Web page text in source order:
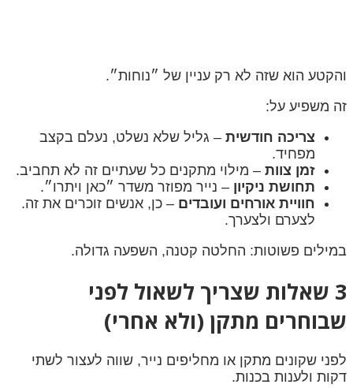
והקטע הוא שזה לא רק עניין של ״נוחות״.
זה משפיע על:
צריכה חודשית – גליל שלא נשלט, נעלם בקצב
מפחיד.
זמן צוות – מילוי מתקנים כל שעתיים זה לא תחביב.
תחושת ניקיון – נייר מפוזר משדר ״כאן ויתרו״.
חוויית אורחים ועובדים – כן, אנשים זוכרים את זה.
לצערם ולצערך.
במילים פשוטות: החלטה קטנה, השפעה גדולה.
3 שאלות שצריך לשאול לפני
שבוחרים מתקן (ולא אחרי)
לפני שקונים מתקן או מחליפים נייר, שווה לעצור לשתי
דקות ולענות בכנות.